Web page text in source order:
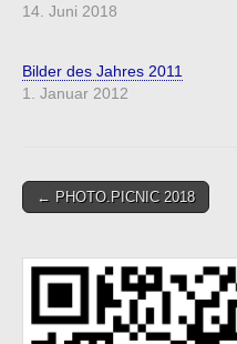
14. Juni 2018
Bilder des Jahres 2011
1. Januar 2012
Post
← PHOTO.PICNIC 2018